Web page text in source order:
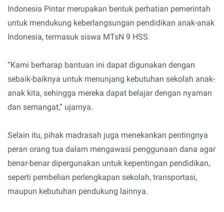
Indonesia Pintar merupakan bentuk perhatian pemerintah
untuk mendukung keberlangsungan pendidikan anak-anak
Indonesia, termasuk siswa MTsN 9 HSS.
“Kami berharap bantuan ini dapat digunakan dengan
sebaik-baiknya untuk menunjang kebutuhan sekolah anak-
anak kita, sehingga mereka dapat belajar dengan nyaman
dan semangat,” ujarnya.
Selain itu, pihak madrasah juga menekankan pentingnya
peran orang tua dalam mengawasi penggunaan dana agar
benar-benar dipergunakan untuk kepentingan pendidikan,
seperti pembelian perlengkapan sekolah, transportasi,
maupun kebutuhan pendukung lainnya.